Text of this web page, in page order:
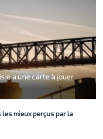
a une carte à jouer
mieux perçus par la